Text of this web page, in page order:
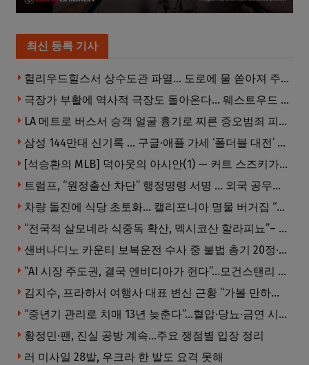
최신 등록 기사
헐리우드힐스서 상수도관 파열… 도로에 물 쏟아져 주민 약 100명 피해
극장가 부활에 역사적 극장도 돌아온다… 웨스트우드 ‘브루인 극장’ 10월 재개장 추진
LA 메트로 버스서 승객 얼굴 흉기로 찌른 증오범죄 피고인, 종신형에 징역 7년 추가 선고
삼성 144만대 신기록 … 구글·애플 가세 ‘폴더블 대전’ 열린다
[석승환의 MLB] 덕아웃의 아시안(1) — 커트 스즈키가 우리에게 묻는 것
트럼프, “원정출산 차단” 행정명령 서명 … 외국 공무원 자녀도 시민권 안준다
차량 돌진에 식당 초토화… 캘리포니아 명물 버거집 “다시 일어설 수 있도록 도와주세요”
“전국적 살모네라 식중독 확산, 멕시코산 할라피뇨”– CDC
샌버나디노 카운티 보복운전 수사 중 불법 총기 20정·탄약 2만 발 압수
“AI 시장 주도권, 결국 엔비디아가 쥔다”…모건스탠리 장담
김지수, 프라하서 여행사 대표 변신 근황 “가볼 만하니…”
“중년기 관리로 치매 13년 늦춘다”…혈압·당뇨·금연 시기가 골든타임
황정민·팬, 진실 공방 계속…주요 쟁점별 입장 정리
러 미사일 28발, 우크라 한 발도 요격 못해